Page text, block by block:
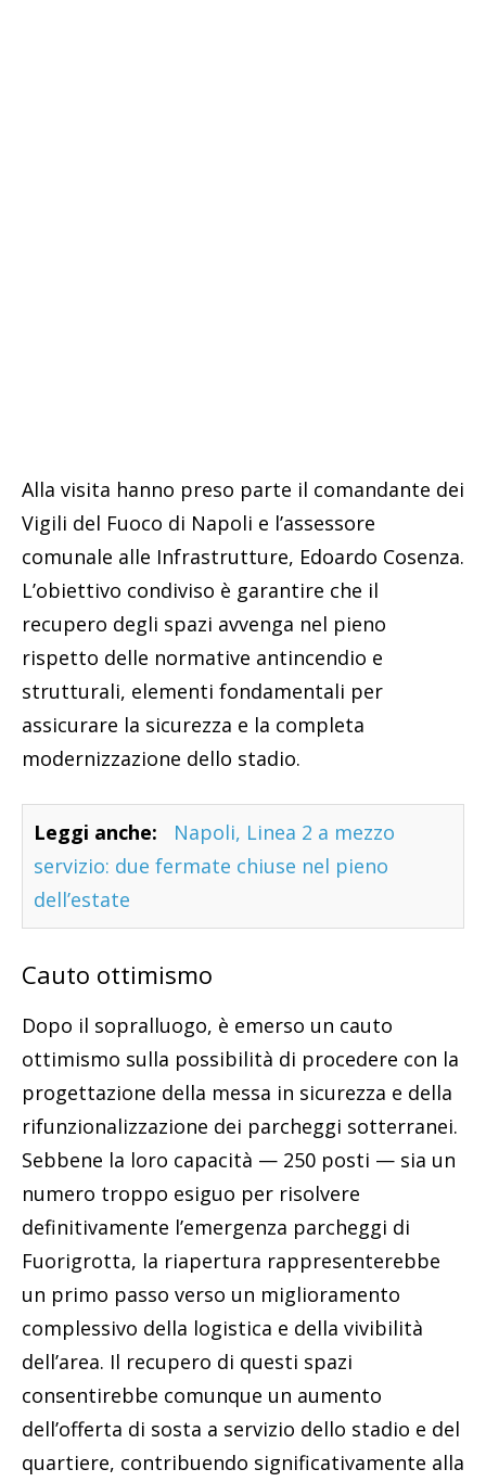
Alla visita hanno preso parte il comandante dei
Vigili del Fuoco di Napoli e l’assessore
comunale alle Infrastrutture, Edoardo Cosenza.
L’obiettivo condiviso è garantire che il
recupero degli spazi avvenga nel pieno
rispetto delle normative antincendio e
strutturali, elementi fondamentali per
assicurare la sicurezza e la completa
modernizzazione dello stadio.
Leggi anche:
Napoli, Linea 2 a mezzo
servizio: due fermate chiuse nel pieno
dell’estate
Cauto ottimismo
Dopo il sopralluogo, è emerso un cauto
ottimismo sulla possibilità di procedere con la
progettazione della messa in sicurezza e della
rifunzionalizzazione dei parcheggi sotterranei.
Sebbene la loro capacità — 250 posti — sia un
numero troppo esiguo per risolvere
definitivamente l’emergenza parcheggi di
Fuorigrotta, la riapertura rappresenterebbe
un primo passo verso un miglioramento
complessivo della logistica e della vivibilità
dell’area. Il recupero di questi spazi
consentirebbe comunque un aumento
dell’offerta di sosta a servizio dello stadio e del
quartiere, contribuendo significativamente alla